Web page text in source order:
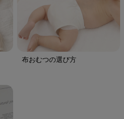
布おむつの選び方